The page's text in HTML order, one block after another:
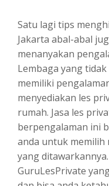
Satu lagi tips
Jakarta abal-abal
menanyakan
Lembaga yang
memiliki
menyediakan les
rumah. Jasa les
berpengalaman ini
anda untuk
yang
GuruLesPrivate